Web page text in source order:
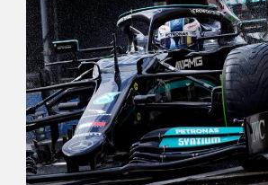
脑桌面 高清壁纸 壁纸下载 壁纸大全